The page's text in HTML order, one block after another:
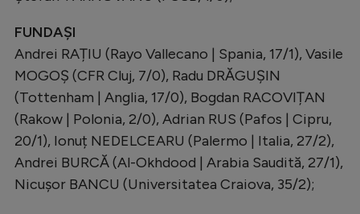
FUNDAȘI
Andrei RAȚIU (Rayo Vallecano | Spania, 17/1), Vasile
MOGOȘ (CFR Cluj, 7/0), Radu DRĂGUȘIN
(Tottenham | Anglia, 17/0), Bogdan RACOVIȚAN
(Rakow | Polonia, 2/0), Adrian RUS (Pafos | Cipru,
20/1), Ionuț NEDELCEARU (Palermo | Italia, 27/2),
Andrei BURCĂ (Al-Okhdood | Arabia Saudită, 27/1),
Nicușor BANCU (Universitatea Craiova, 35/2);